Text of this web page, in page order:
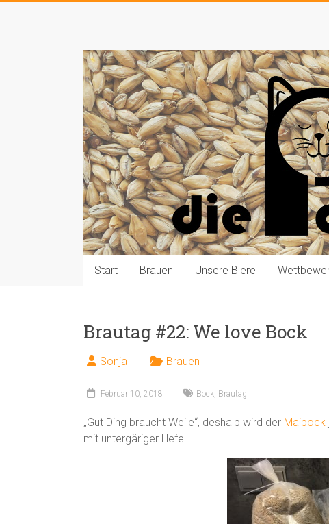
Die
Pauls
brauen
Bier
Start Brauen Unsere Biere
Brautag #22: We love Bock
Sonja Brauen
Februar 10, 2018 Bock, Brautag
„Gut Ding braucht Weile“, deshalb wird der Maibock
mit untergäriger Hefe.